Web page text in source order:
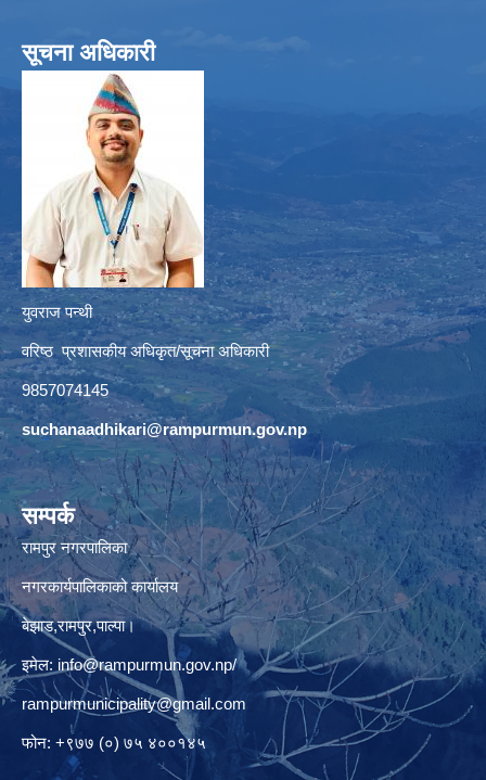
सूचना अधिकारी
युवराज पन्थी
वरिष्ठ प्रशासकीय अधिकृत/सूचना अधिकारी
9857074145
suchanaadhikari@rampurmun.gov.np
सम्पर्क
रामपुर नगरपालिका
नगरकार्यपालिकाको कार्यालय
बेझाड,रामपुर,पाल्पा।
इमेल: info@rampurmun.gov.np/
rampurmunicipality@gmail.com
फोन: +९७७ (०) ७५ ४००१४५